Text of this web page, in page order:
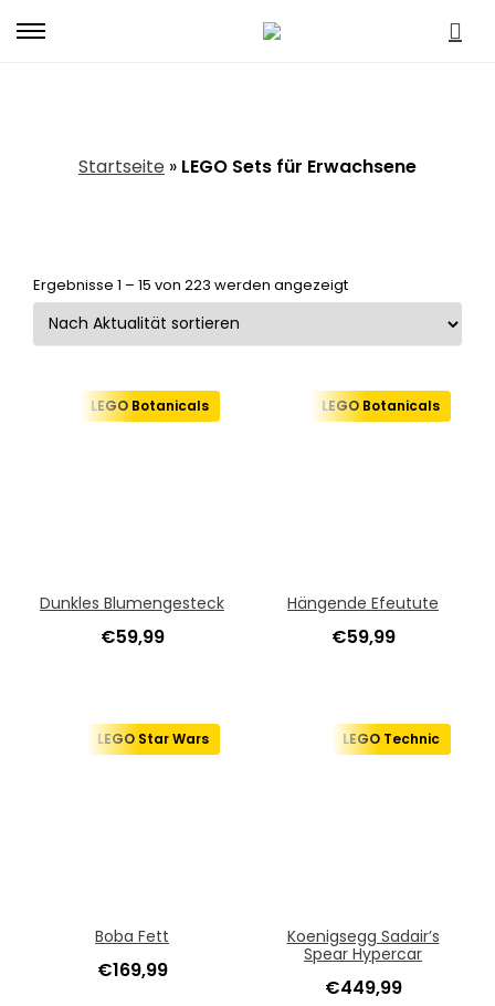
Menu
LEGO Sets für Erwachsene
Startseite » LEGO Sets für Erwachsene
Ergebnisse 1 – 15 von 223 werden angezeigtNach
Aktualität
LEGO Botanicals
Dunkles Blumengesteck
€59,99
LEGO Botanicals
Hängende Efeutute
€59,99
LEGO Star Wars
Boba Fett
€169,99
LEGO Technic
Koenigsegg Sadair’s
Spear Hypercar
€449,99